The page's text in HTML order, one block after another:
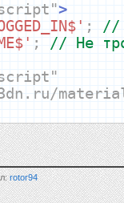
>
;
//
;
// Не
rotor94